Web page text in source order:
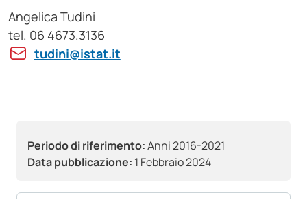
Periodo di riferimento:Anni 2016-2021
Data pubblicazione: 1 Febbraio 2024
Angelica Tudini
tel. 06 4673.3136
tudini@istat.it